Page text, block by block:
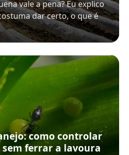
vale a pena? Eu explico
dar certo, o que é
como controlar
ferrar a lavoura